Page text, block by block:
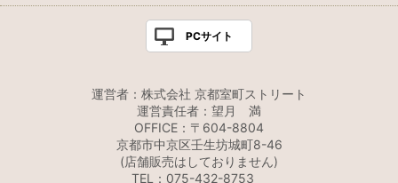
PCサイト
運営者：株式会社 京都室町ストリート
運営責任者：望月 満
OFFICE：〒604-8804
京都市中京区壬生坊城町8-46
(店舗販売はしておりません)
TEL：075-432-8753